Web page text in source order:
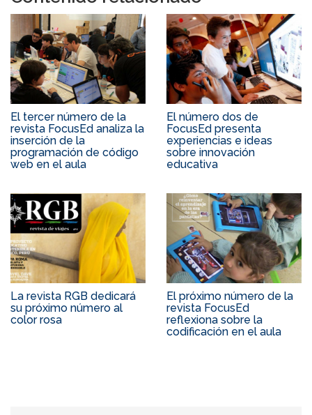
El tercer número de la
revista FocusEd analiza la
inserción de la
programación de código
web en el aula
El número dos de
FocusEd presenta
experiencias e ideas
sobre innovación
educativa
La revista RGB dedicará
su próximo número al
color rosa
El próximo número de la
revista FocusEd
reflexiona sobre la
codificación en el aula